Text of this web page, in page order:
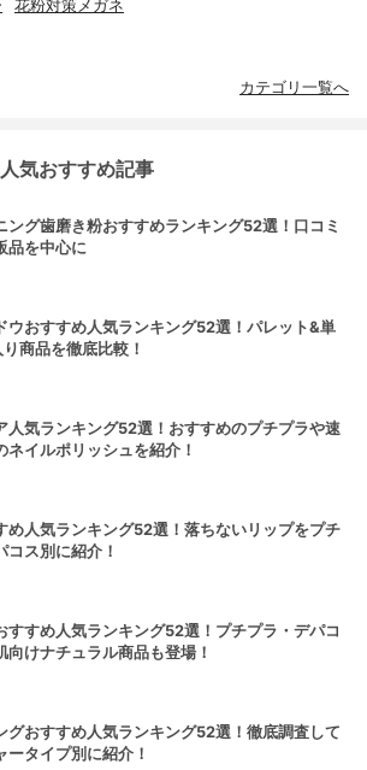
花粉対策メガネ
カテゴリ一覧へ
気おすすめ記事
ング歯磨き粉おすすめランキング52選！口コミ
品を中心に
ウおすすめ人気ランキング52選！パレット&単
商品を徹底比較！
人気ランキング52選！おすすめのプチプラや速
ネイルポリッシュを紹介！
め人気ランキング52選！落ちないリップをプチ
コス別に紹介！
すすめ人気ランキング52選！プチプラ・デパコ
向けナチュラル商品も登場！
グおすすめ人気ランキング52選！徹底調査して
ータイプ別に紹介！